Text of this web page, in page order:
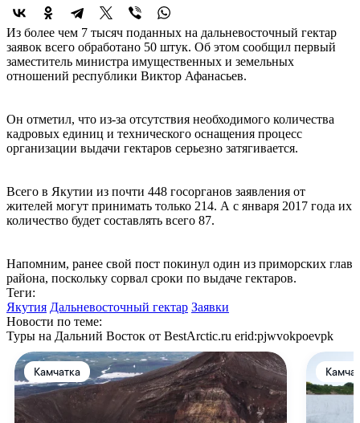
Из более чем 7 тысяч поданных на дальневосточный гектар
заявок всего обработано 50 штук. Об этом сообщил первый
заместитель министра имущественных и земельных
отношений республики Виктор Афанасьев.
Он отметил, что из-за отсутствия необходимого количества
кадровых единиц и технического оснащения процесс
организации выдачи гектаров серьезно затягивается.
Всего в Якутии из почти 448 госорганов заявления от
жителей могут принимать только 214. А с января 2017 года их
количество будет составлять всего 87.
Напомним, ранее свой пост покинул один из приморских глав
района, поскольку сорвал сроки по выдаче гектаров.
Теги:
Якутия Дальневосточный гектар Заявки
Новости по теме:
Туры на Дальний Восток от BestArctic.ru erid:pjwvokpoevpk